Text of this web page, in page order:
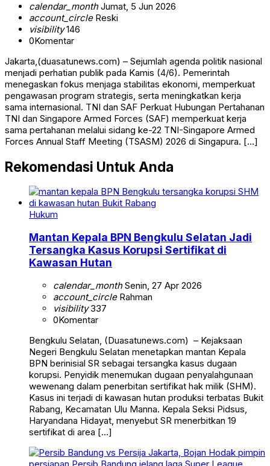
calendar_monthJumat, 5 Jun 2026
account_circleReski
visibility146
0Komentar
Jakarta,(duasatunews.com) – Sejumlah agenda politik nasional
menjadi perhatian publik pada Kamis (4/6). Pemerintah
menegaskan fokus menjaga stabilitas ekonomi, memperkuat
pengawasan program strategis, serta meningkatkan kerja
sama internasional. TNI dan SAF Perkuat Hubungan Pertahanan
TNI dan Singapore Armed Forces (SAF) memperkuat kerja
sama pertahanan melalui sidang ke-22 TNI-Singapore Armed
Forces Annual Staff Meeting (TSASM) 2026 di Singapura. […]
Rekomendasi Untuk Anda
Hukum
Mantan Kepala BPN Bengkulu Selatan Jadi
Tersangka Kasus Korupsi Sertifikat di
Kawasan Hutan
calendar_monthSenin, 27 Apr 2026
account_circleRahman
visibility337
0Komentar
Bengkulu Selatan, (Duasatunews.com) – Kejaksaan
Negeri Bengkulu Selatan menetapkan mantan Kepala
BPN berinisial SR sebagai tersangka kasus dugaan
korupsi. Penyidik menemukan dugaan penyalahgunaan
wewenang dalam penerbitan sertifikat hak milik (SHM).
Kasus ini terjadi di kawasan hutan produksi terbatas Bukit
Rabang, Kecamatan Ulu Manna. Kepala Seksi Pidsus,
Haryandana Hidayat, menyebut SR menerbitkan 19
sertifikat di area […]